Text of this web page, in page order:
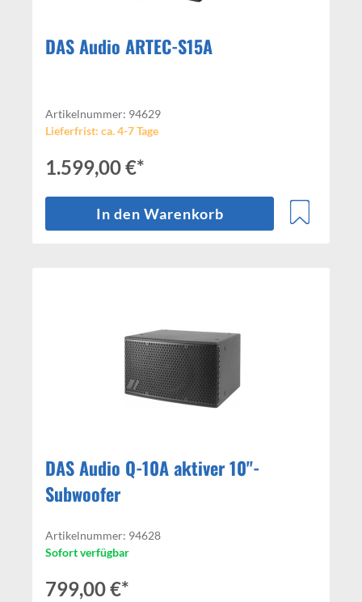
DAS Audio ARTEC-S15A
Artikelnummer: 94629
Lieferfrist: ca. 4-7 Tage
1.599,00 €*
In den Warenkorb
DAS Audio Q-10A aktiver 10"-
Subwoofer
Artikelnummer: 94628
Sofort verfügbar
799,00 €*